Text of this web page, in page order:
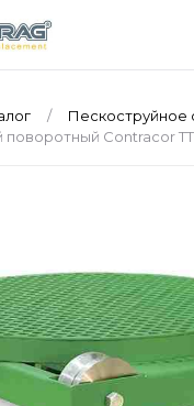
Пескоструйное
поворотный Contracor